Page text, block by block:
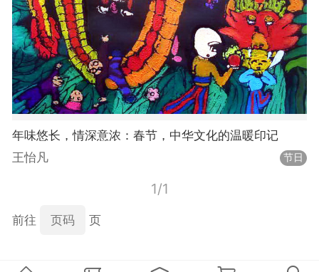
年味悠长，情深意浓：春节，中华文化的温暖印记
王怡凡
节日
1/1
前往 页